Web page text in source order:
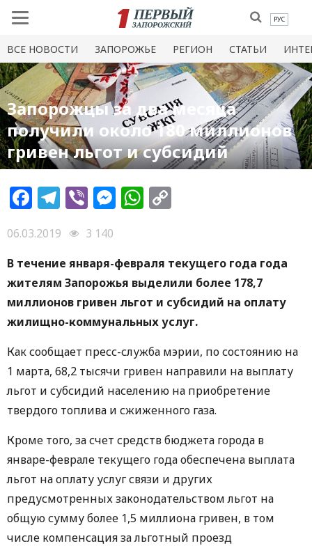
РУС
ВСЕ НОВОСТИ ЗАПОРОЖЬЕ РЕГИОН СТАТЬИ
Запорожцы за два месяца
получили около 180 миллионов
гривен льгот и субсидий
Facebook
Telegram
ViberMessenger
WhatsApp
06.03.2019
3 140
В течение января-февраля текущего года года
жителям Запорожья выделили более 178,7
миллионов гривен льгот и субсидий на оплату
жилищно-коммунальных услуг.
Как сообщает пресс-служба мэрии, по состоянию на
1 марта, 68,2 тысячи гривен направили на выплату
льгот и субсидий населению на приобретение
твердого топлива и сжиженного газа.
Кроме того, за счет средств бюджета города в
январе-феврале текущего года обеспечена выплата
льгот на оплату услуг связи и других
предусмотренных законодательством льгот на
общую сумму более 1,5 миллиона гривен, в том
числе компенсация за льготный проезд